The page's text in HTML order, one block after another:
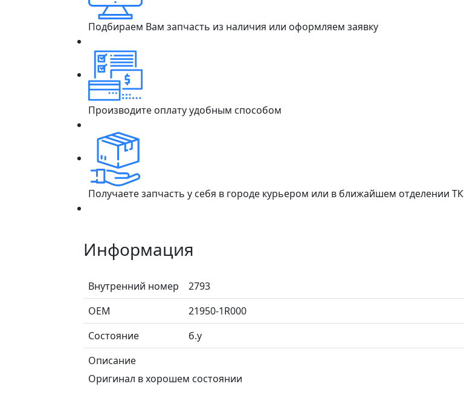
Подбираем Вам запчасть из наличия или оформляем заявку
Производите оплату удобным способом
Получаете запчасть у себя в городе курьером или в ближайшем отделении ТК
Информация
Внутренний номер
2793
ОЕМ
21950-1R000
Состояние
б.у
Описание
Оригинал в хорошем состоянии